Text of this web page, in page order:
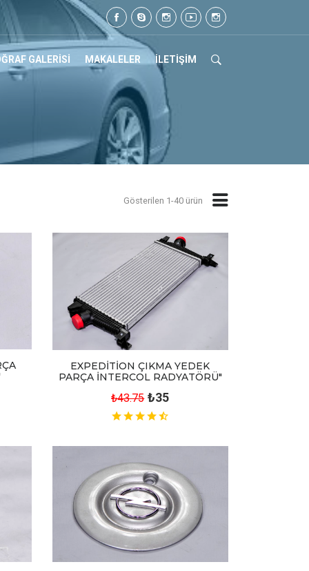
105 07 17
GALERİSİ MAKALELER İLETİŞİM
Gösterilen 1-40 ürün
EXPEDİTİON ÇIKMA YEDEK
PARÇA İNTERCOL RADYATÖRÜ"
₺43.75 ₺35